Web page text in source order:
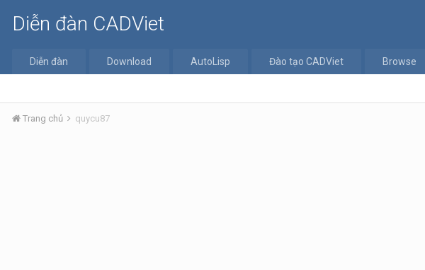
Diễn đàn CADViet
Diễn đàn Download AutoLisp Đào tạo CADViet Browse
Trang chủ quycu87